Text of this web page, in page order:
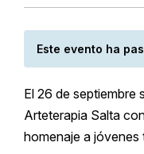
Este evento ha
El 26 de septiembre
Arteterapia Salta
homenaje a jóvenes